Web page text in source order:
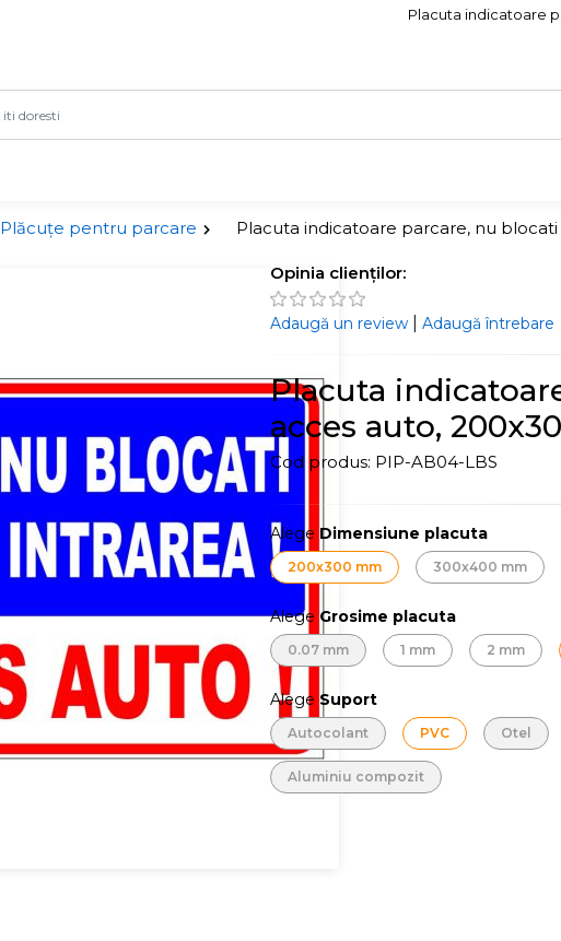
Placuta indicatoare
Plăcuțe pentru parcare Placuta indicatoare parcare, nu
Opinia clienților:
Adaugă un review |Adaugă întrebare
Placuta
acces auto,
Cod produs: PIP-AB04-LBS
Alege Dimensiune placuta
200x300 mm 300x400 mm
Alege Grosime placuta
0.07 mm 1 mm 2 mm
Alege Suport
Autocolant PVC Otel
Aluminiu compozit